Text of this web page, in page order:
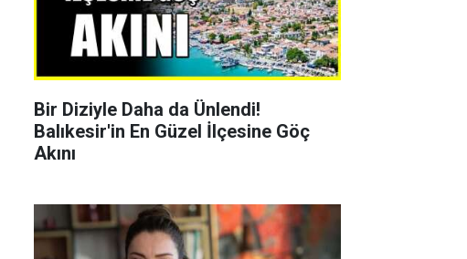
Bir Diziyle Daha da Ünlendi!
Balıkesir'in En Güzel İlçesine Göç
Akını